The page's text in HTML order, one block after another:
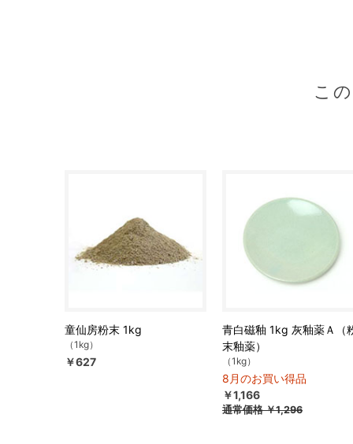
こ
童仙房粉末 1kg
（1kg）
￥627
青白磁釉 1kg 灰釉薬Ａ（
末釉薬）
（1kg）
8月のお買い得品
￥1,166
通常価格￥1,296